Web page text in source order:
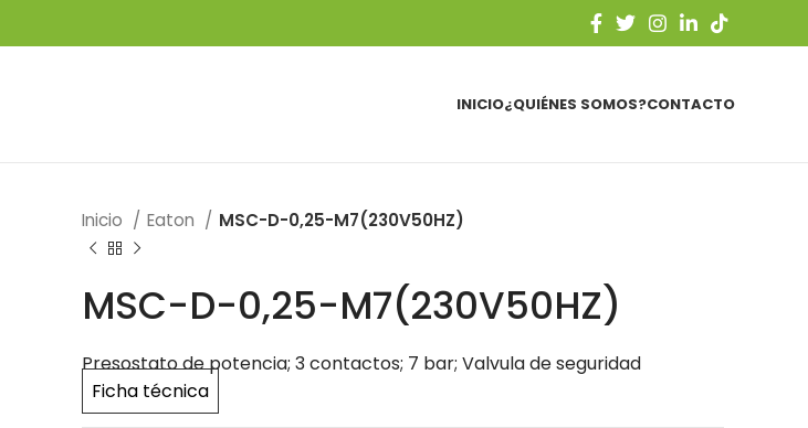
INICIO¿QUIÉNES SOMOS?CONTACTO
Inicio Eaton MSC-D-0,25-M7(230V50HZ)
MSC-D-0,25-M7(230V50HZ)
Presostato de potencia; 3 contactos; 7 bar; Valvula de seguridad
Ficha técnica